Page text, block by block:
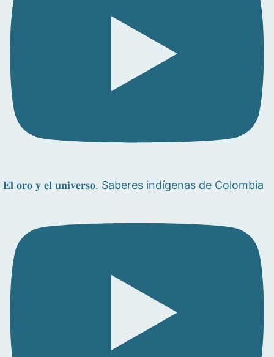
𝐄𝐥 𝐨𝐫𝐨 𝐲 𝐞𝐥 𝐮𝐧𝐢𝐯𝐞𝐫𝐬𝐨. Saberes indígenas de Colombia